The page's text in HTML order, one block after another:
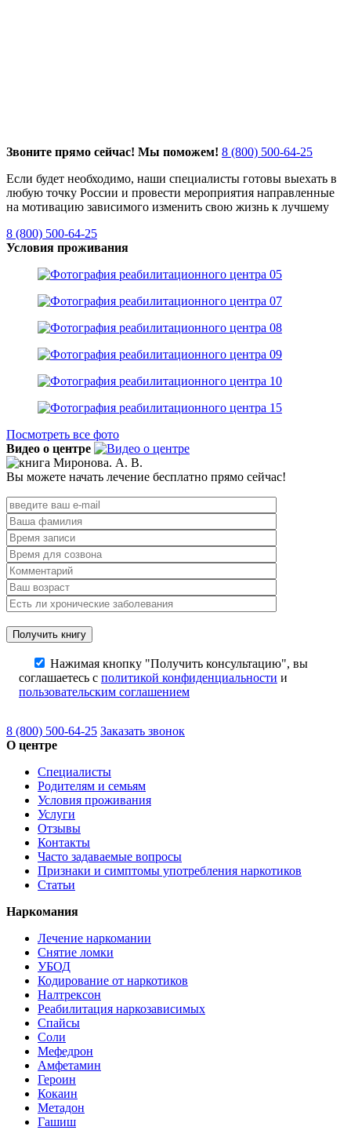
Звоните прямо сейчас! Мы поможем! 8 (800) 500-64-25
Если будет необходимо, наши специалисты готовы выехать в
любую точку России и провести мероприятия направленные
на мотивацию зависимого изменить свою жизнь к лучшему
8 (800) 500-64-25
Условия проживания
Посмотреть все фото
Видео о центре
Вы можете начать лечение бесплатно прямо сейчас!
Нажимая кнопку "Получить консультацию", вы
соглашаетесь с политикой конфиденциальности и
пользовательским соглашением
8 (800) 500-64-25 Заказать звонок
О центре
Специалисты
Родителям и семьям
Условия проживания
Услуги
Отзывы
Контакты
Часто задаваемые вопросы
Признаки и симптомы употребления наркотиков
Статьи
Наркомания
Лечение наркомании
Снятие ломки
УБОД
Кодирование от наркотиков
Налтрексон
Реабилитация наркозависимых
Спайсы
Соли
Мефедрон
Амфетамин
Героин
Кокаин
Метадон
Гашиш